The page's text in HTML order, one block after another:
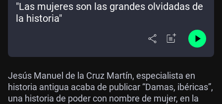
"Las mujeres son las grandes olvidadas de
la historia"
Jesús Manuel de la Cruz Martín, especialista en
historia antigua acaba de publicar “Damas, ibéricas”,
una historia de poder con nombre de mujer, en la